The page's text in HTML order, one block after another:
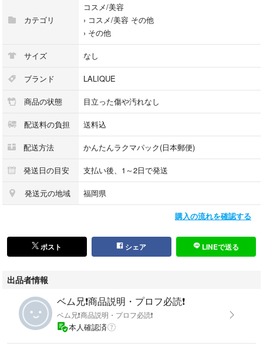
オードパルファム
フランス製
写真にて確認
ノズル確認のためワンプッシュ
二次流通品
購入時期不明
冷暗所にて保管
発送方法：チャック付き収納パックに入れ緩衝材で包み封筒にて発送。
他にも香水・アクセサリー等複数掲載中❗
カテゴリ
コスメ/美容
› コスメ/美容 その他
› その他
サイズ なし
ブランド LALIQUE
商品の状態 目立った傷や汚れなし
配送料の負担 送料込
配送方法 かんたんラクマパック(日本郵便)
発送日の目安 支払い後、1～2日で発送
発送元の地域 福岡県
購入の流れを確認する
ポスト シェア LINEで送る
出品者情報
ベム兄❗商品説明・プロフ必読❗
ベム兄❗商品説明・プロフ必読❗
本人確認済